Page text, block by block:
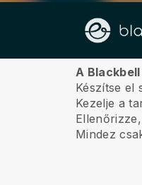
Rólunk
A
Készítse el
Kezelje a
Mindez